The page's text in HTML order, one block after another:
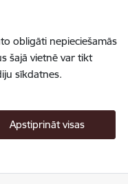
obligāti nepieciešamās
šajā vietnē var tikt
sīkdatnes.
Apstiprināt visas